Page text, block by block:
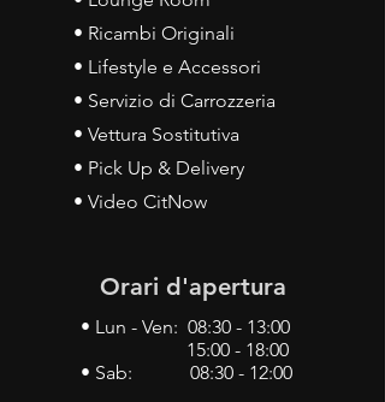
• Ricambi Originali
• Lifestyle e Accessori
• Servizio di Carrozzeria
• Vettura Sostitutiva
• Pick Up & Delivery
• Video CitNow
Orari d'apertura
• Lun - Ven: 08:30 - 13:00
15:00 - 18:00
• Sab: 08:30 - 12:00